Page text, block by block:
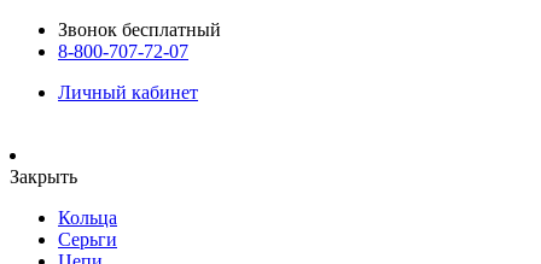
Звонок бесплатный
8-800-707-72-07
Личный кабинет
Закрыть
Кольца
Серьги